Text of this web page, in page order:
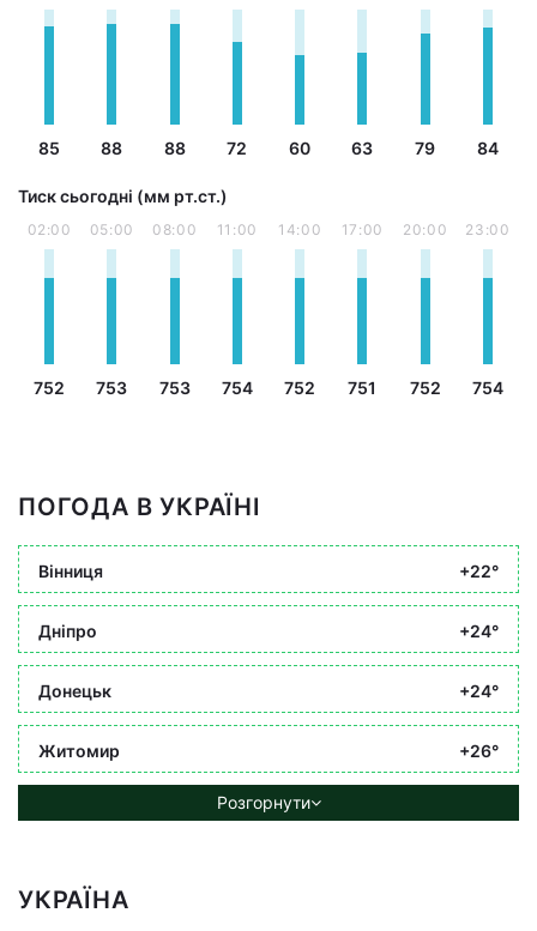
85 88 88 72 60 63 79 84
Тиск сьогодні (мм рт.ст.)
02:00
752
05:00
753
08:00
753
11:00
754
14:00
752
17:00
751
20:00
752
23:00
754
ПОГОДА В УКРАЇНІ
Вінниця +22°
Дніпро +24°
Донецьк +24°
Житомир +26°
Розгорнути
УКРАЇНА